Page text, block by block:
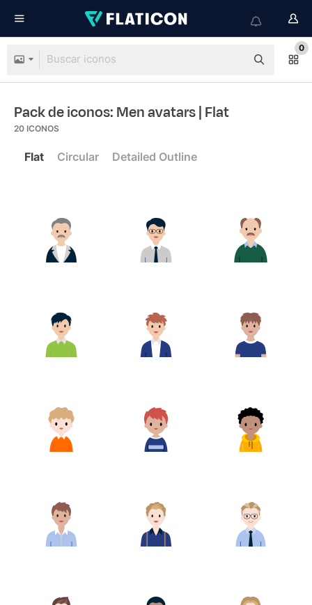
0
Pack de iconos: Men avatars| Flat
20 ICONOS
Flat Circular Detailed Outline